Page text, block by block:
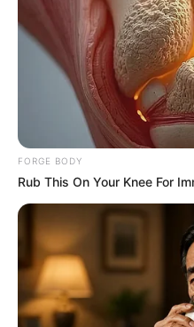
$30k In Debt Relief
Institutions Quietly
JG WENTWORTH
Bear Approaches Cat:
FORGE BODY
Rub This On Your Knee For